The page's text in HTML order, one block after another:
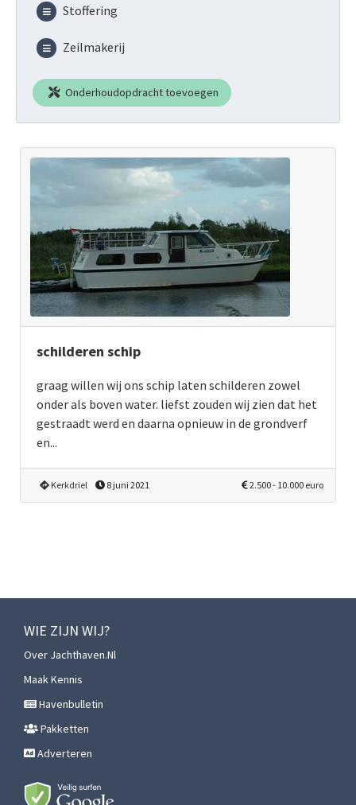
Stoffering
Zeilmakerij
Onderhoudopdracht toevoegen
schilderen schip
graag willen wij ons schip laten schilderen zowel
onder als boven water. liefst zouden wij zien dat het
gestraadt werd en daarna opnieuw in de grondverf
en...
Kerkdriel 8 juni 2021 2.500 - 10.000 euro
WIE ZIJN WIJ?
Over Jachthaven.nl
Maak Kennis
Havenbulletin
Pakketten
Adverteren